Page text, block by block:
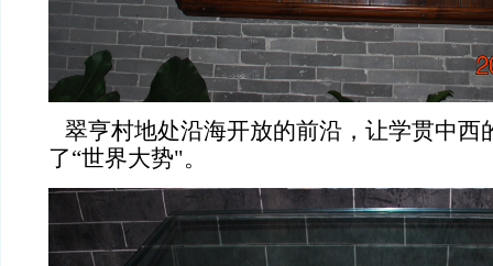
翠亨村地处沿海开放的前沿，让学贯中西
了“世界大势"。